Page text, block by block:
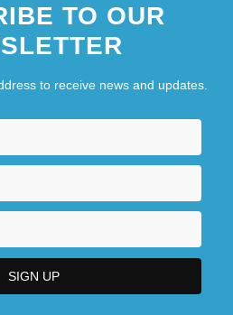
TO OUR
to receive news and updates.